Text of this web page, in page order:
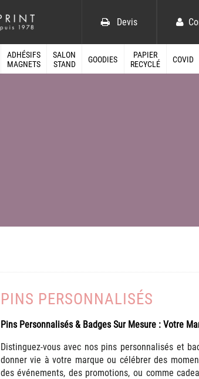
Devis
ADHÉSIFS
MAGNETS
SALON
STAND
GOODIES
PAPIER
RECYCLÉ
COVID
PINS PERSONNALISÉS
Pins Personnalisés & Badges Sur Mesure : Votre
Distinguez-vous avec nos pins personnalisés et
donner vie à votre marque ou célébrer des
des événements, des promotions, ou comme